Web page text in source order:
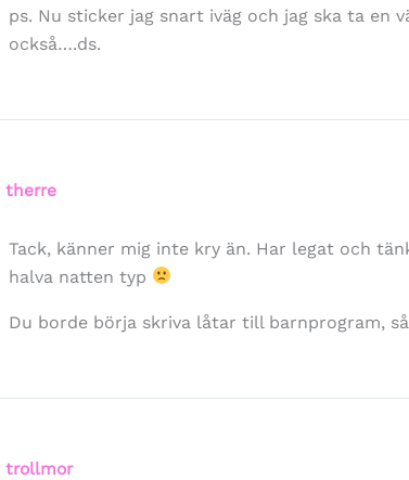
ps. Nu sticker jag snart iväg och jag ska ta en
också….ds.
therre
Tack, känner mig inte kry än. Har legat och
halva natten typ
Du borde börja skriva låtar till barnprogram,
trollmor